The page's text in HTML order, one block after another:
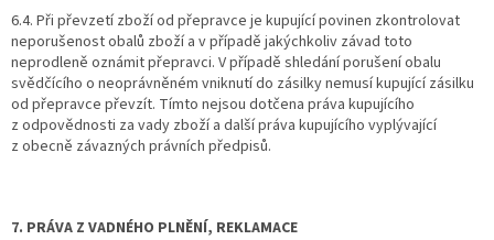
6.4. Při převzetí zboží od přepravce je kupující povinen zkontrolovat
neporušenost obalů zboží a v případě jakýchkoliv závad toto
neprodleně oznámit přepravci. V případě shledání porušení obalu
svědčícího o neoprávněném vniknutí do zásilky nemusí kupující zásilku
od přepravce převzít. Tímto nejsou dotčena práva kupujícího
z odpovědnosti za vady zboží a další práva kupujícího vyplývající
z obecně závazných právních předpisů.
7. PRÁVA Z VADNÉHO PLNĚNÍ, REKLAMACE